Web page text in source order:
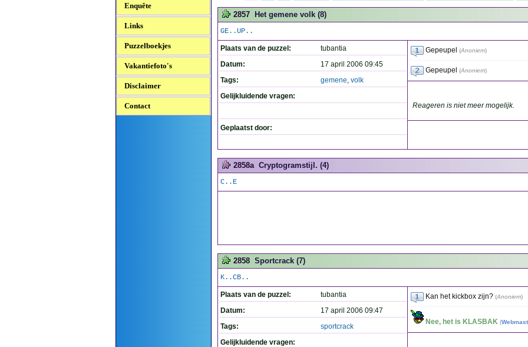
Enquête
Links
Puzzelboekjes
Vakantiefoto's
Disclaimer
Contact
2857 Het gemene volk (8)
GE..UP..
Plaats van de puzzel:
tubantia
Datum:
17 april 2006 09:45
Tags:
gemene, volk
Gelijkluidende vragen:
Geplaatst door:
Gepeupel (Anoniem)
Gepeupel (Anoniem)
Reageren is niet meer mogelijk.
2858a Cryptogramstijl. (4)
C..E
2858 Sportcrack (7)
K..CB..
Plaats van de puzzel:
tubantia
Datum:
17 april 2006 09:47
Tags:
sportcrack
Gelijkluidende vragen:
Kan het kickbox zijn? (Anoniem)
Nee, het is KLASBAK (